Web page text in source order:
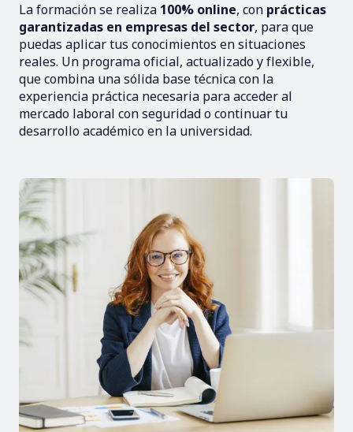
La formación se realiza 100% online, con prácticas
garantizadas en empresas del sector, para que
puedas aplicar tus conocimientos en situaciones
reales. Un programa oficial, actualizado y flexible,
que combina una sólida base técnica con la
experiencia práctica necesaria para acceder al
mercado laboral con seguridad o continuar tu
desarrollo académico en la universidad.